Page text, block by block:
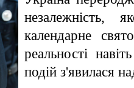
календарне
реальності
подій з'явилася